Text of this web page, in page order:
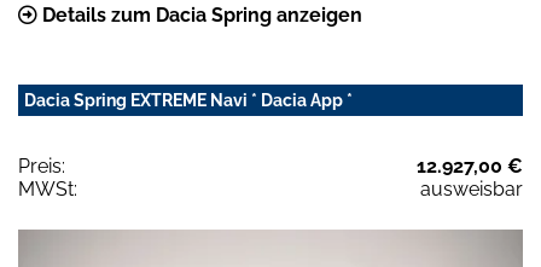
Details zum Dacia Spring anzeigen
Dacia Spring EXTREME Navi * Dacia App *
Preis:
12.927,00 €
MWSt:
ausweisbar